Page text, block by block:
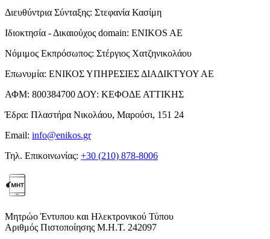
Διευθύντρια Σύνταξης: Στεφανία Κασίμη
Ιδιοκτησία - Δικαιούχος domain: ENIKOS AE
Νόμιμος Εκπρόσωπος: Στέργιος Χατζηνικολάου
Επωνυμία: ΕΝΙΚΟΣ ΥΠΗΡΕΣΙΕΣ ΔΙΑΔΙΚΤΥΟΥ ΑΕ
ΑΦΜ: 800384700 ΔΟΥ: ΚΕΦΟΔΕ ΑΤΤΙΚΗΣ
Έδρα: Πλαστήρα Νικολάου, Μαρούσι, 151 24
Email: info@enikos.gr
Τηλ. Επικοινωνίας: +30 (210) 878-8006
Μητρώο Έντυπου και Ηλεκτρονικού Τύπου
Αριθμός Πιστοποίησης Μ.Η.Τ. 242097